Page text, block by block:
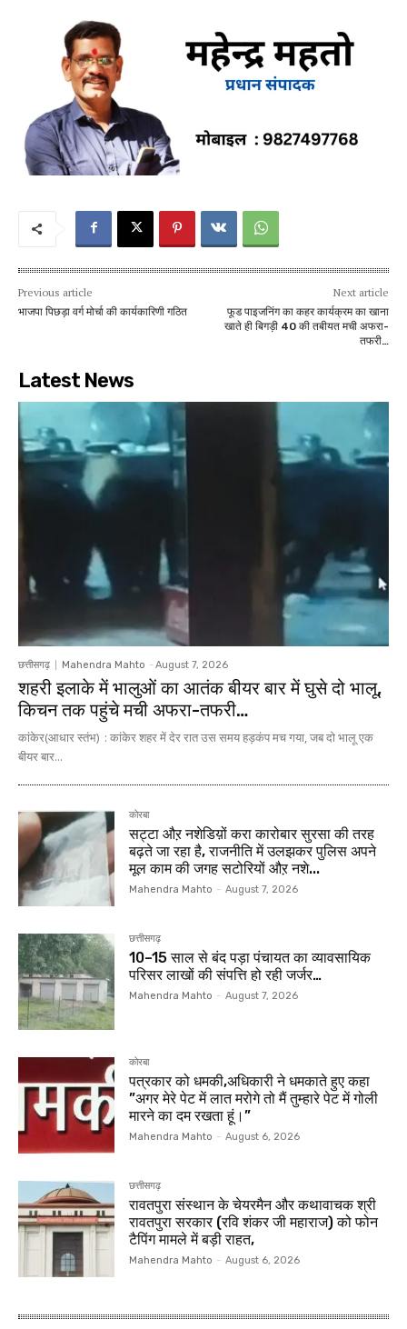
Previous article
भाजपा पिछड़ा वर्ग मोर्चा की कार्यकारिणी गठित
Next article
फूड पाइजनिंग का कहर कार्यक्रम का खाना
खाते ही बिगड़ी 40 की तबीयत मची अफरा-
तफरी…
Latest News
छत्तीसगढ़ Mahendra Mahto - August 7, 2026
शहरी इलाके में भालुओं का आतंक बीयर बार में घुसे दो भालू,
किचन तक पहुंचे मची अफरा-तफरी…
कांकेर(आधार स्तंभ) : कांकेर शहर में देर रात उस समय हड़कंप मच गया, जब दो भालू एक
बीयर बार...
कोरबा
सट्टा औऱ नशेडिय़ों करा कारोबार सुरसा की तरह
बढ़ते जा रहा है, राजनीति में उलझकर पुलिस अपने
मूल काम की जगह सटोरियों औऱ नशे...
Mahendra Mahto - August 7, 2026
छत्तीसगढ़
10–15 साल से बंद पड़ा पंचायत का व्यावसायिक
परिसर लाखों की संपत्ति हो रही जर्जर…
Mahendra Mahto - August 7, 2026
कोरबा
पत्रकार को धमकी,अधिकारी ने धमकाते हुए कहा
”अगर मेरे पेट में लात मरोगे तो मैं तुम्हारे पेट में गोली
मारने का दम रखता हूं।”
Mahendra Mahto - August 6, 2026
छत्तीसगढ़
रावतपुरा संस्थान के चेयरमैन और कथावाचक श्री
रावतपुरा सरकार (रवि शंकर जी महाराज) को फोन
टैपिंग मामले में बड़ी राहत,
Mahendra Mahto - August 6, 2026